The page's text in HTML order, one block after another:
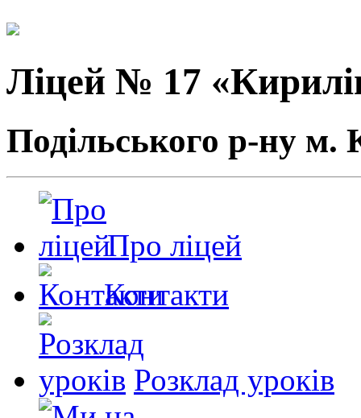
Ліцей № 17
Подільського р-ну м.
Про ліцей
Контакти
Розклад уроків